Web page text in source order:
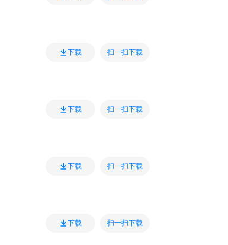
下载 扫一扫下载
下载 扫一扫下载
下载 扫一扫下载
下载 扫一扫下载